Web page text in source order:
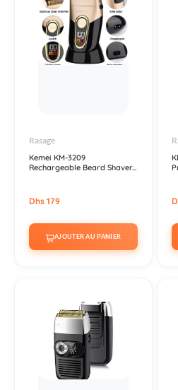
Rasage
Kemei KM-3209
Rechargeable Beard Shaver...
Dhs 179
AJOUTER AU PANIER